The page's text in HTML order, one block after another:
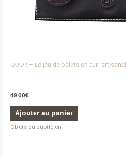
QUO ! – Le jeu de palets en cuir artisanal
49,00€
Ajouter au panier
Objets du quotidien